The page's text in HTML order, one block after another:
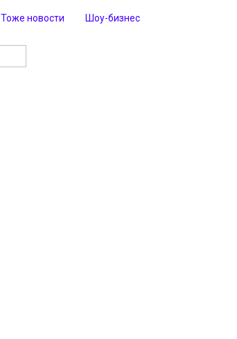
Тоже новости Шоу-бизнес